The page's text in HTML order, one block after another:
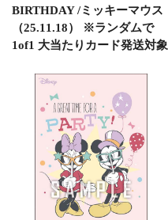
BIRTHDAY /ミッキーマウス
（25.11.18） ※ランダムで
1of1 大当たりカード発送対象